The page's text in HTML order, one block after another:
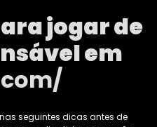
jogar de
em
seguintes dicas antes de